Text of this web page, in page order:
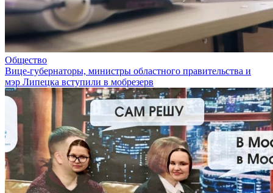
Общество
Вице-губернаторы, министры областного правительства и
мэр Липецка вступили в мобрезерв